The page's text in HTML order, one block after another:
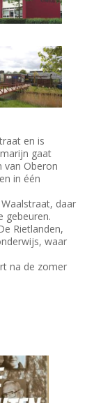
en is
gaat
van Oberon
in één
daar
gebeuren.
Rietlanden,
waar
na de zomer